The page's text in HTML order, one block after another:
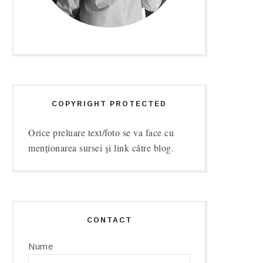
COPYRIGHT PROTECTED
Orice preluare text/foto se va face cu
menționarea sursei și link către blog.
CONTACT
Nume